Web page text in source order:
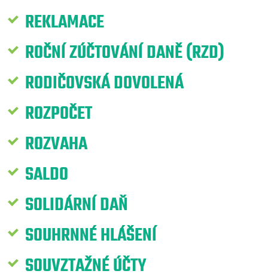
REKLAMACE
ROČNÍ ZÚČTOVÁNÍ DANĚ (RZD)
RODIČOVSKÁ DOVOLENÁ
ROZPOČET
ROZVAHA
SALDO
SOLIDÁRNÍ DAŇ
SOUHRNNÉ HLÁŠENÍ
SOUVZTAŽNÉ ÚČTY